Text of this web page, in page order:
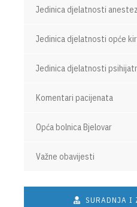
Jedinica djelatnosti
Jedinica djelatnosti opće
Jedinica djelatnosti
Komentari pacijenata
Opća bolnica Bjelovar
Važne obavijesti
SURADNJA I